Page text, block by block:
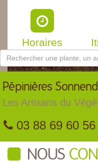
Horaires
Pépinières
Les Artisans du
03 88 69 60 56
NOUS